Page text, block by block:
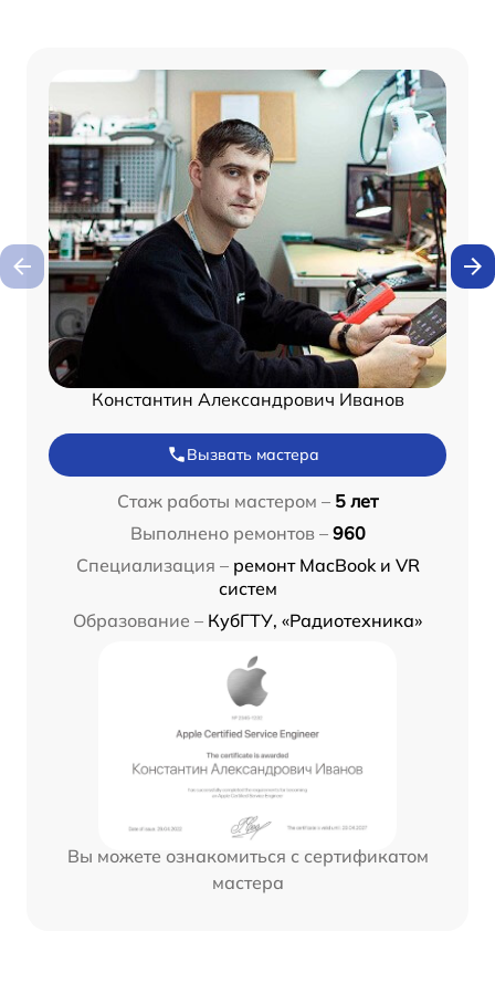
Константин Александрович Иванов
Вызвать мастера
Стаж работы мастером – 5 лет
Выполнено ремонтов – 960
Специализация – ремонт MacBook и VR
систем
Образование – КубГТУ, «Радиотехника»
Вы можете ознакомиться с сертификатом
мастера